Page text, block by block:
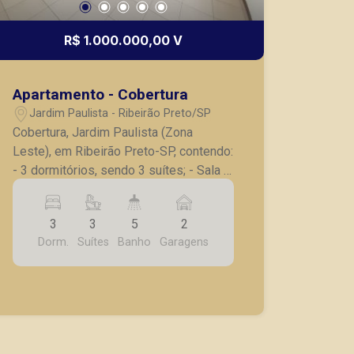
R$ 1.000.000,00 V
Apartamento - Cobertura
Jardim Paulista - Ribeirão Preto/SP
Cobertura, Jardim Paulista (Zona
Leste), em Ribeirão Preto-SP, contendo:
- 3 dormitórios, sendo 3 suítes; - Sala 3
ambientes; - Lavabo; - Cozinha
planejada; - Lavanderia; - Varanda
gourmet, deck com hidro; - 2 vagas de
garagem. A Piramid tem como objetivo
atender seus clientes com agilidade e
3
Dorm.
3
Suítes
5
Banho
2
Garagens